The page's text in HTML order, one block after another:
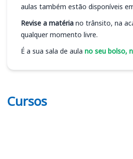
aulas também estão disponíveis
Revise a matéria no trânsito, na
qualquer momento livre.
É a sua sala de aula no seu bolso,
Cursos